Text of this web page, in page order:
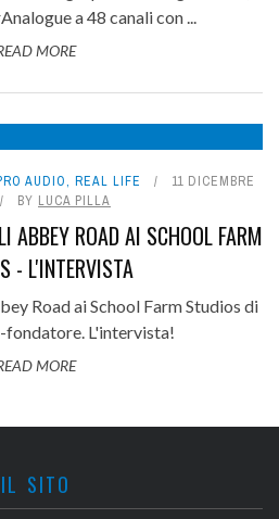
a 48 canali con ...
MORE
AUDIO, REAL LIFE
11 DICEMBRE
BY LUCA PILLA
ABBEY ROAD AI SCHOOL FARM
- L'INTERVISTA
Road ai School Farm Studios di
fondatore. L'intervista!
MORE
IL SITO